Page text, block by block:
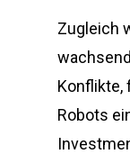
Zugleich
Konflikte,
Robots